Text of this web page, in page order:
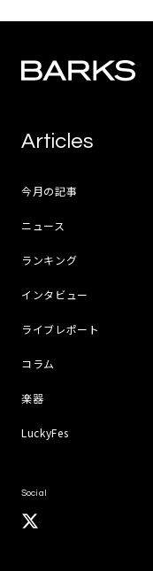
Articles
今月の記事
ニュース
ランキング
インタビュー
ライブレポート
コラム
楽器
LuckyFes
Social